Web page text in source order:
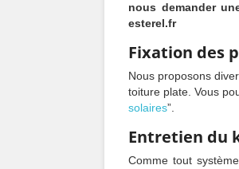
nous demander
esterel.fr
Fixation des
Nous proposons
toiture plate. Vous
solaires”.
Entretien du
Comme tout